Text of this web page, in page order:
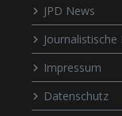
JPD News
Journalistische
Impressum
Datenschutz